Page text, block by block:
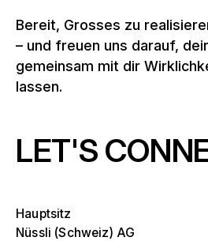
Bereit, Grosses zu
– und freuen uns darauf,
gemeinsam mit dir
lassen.
LET'S
Hauptsitz
Nüssli (Schweiz) AG